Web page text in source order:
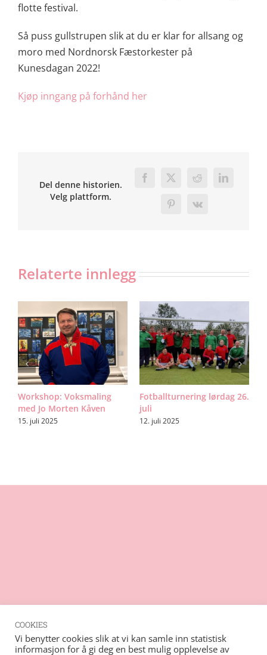
flotte festival.
Så puss gullstrupen slik at du er klar for allsang og
moro med Nordnorsk Fæstorkester på
Kunesdagan 2022!
Kjøp inngang på forhånd her
Del denne historien.
Velg plattform.
Facebook
X Reddit LinkedIn
Pinterest
Vk
Relaterte innlegg
Workshop: Voksmaling
med Jo Morten Kåven
15. juli 2025
Fotballturnering lørdag 26.
juli
12. juli 2025
Vimeo
COOKIES
Vi benytter cookies slik at vi kan samle inn statistisk
informasjon for å gi deg en best mulig opplevelse av